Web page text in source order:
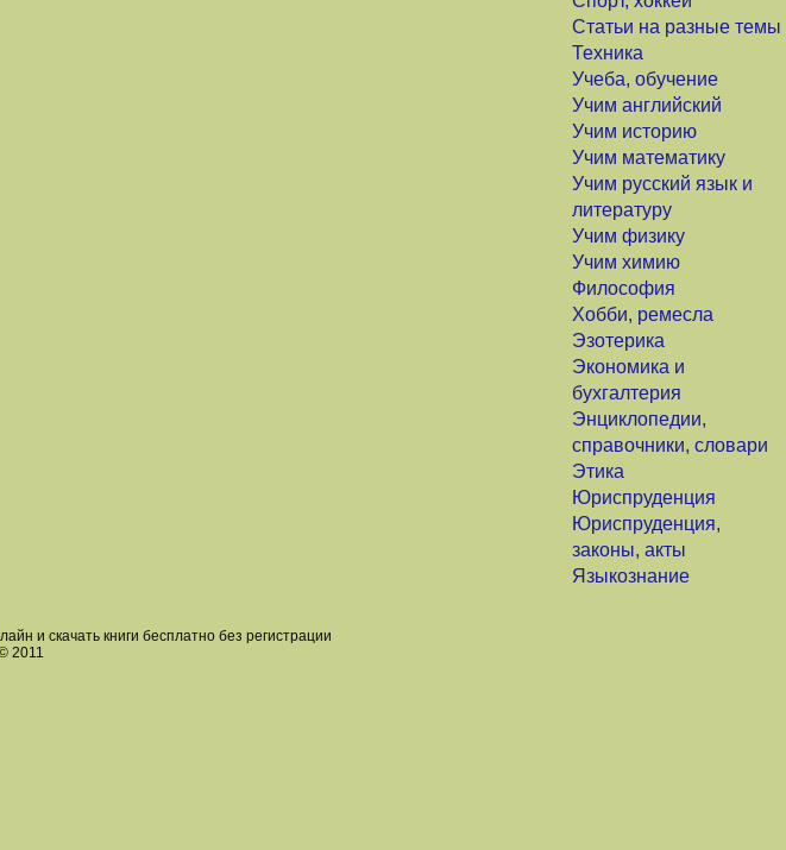
Статьи на разные темы
Техника
Учеба, обучение
Учим английский
Учим историю
Учим математику
Учим русский язык и
литературу
Учим физику
Учим химию
Философия
Хобби, ремесла
Эзотерика
Экономика и
бухгалтерия
Энциклопедии,
справочники, словари
Этика
Юриспруденция
Юриспруденция,
законы, акты
Языкознание
и скачать книги бесплатно без регистрации
2011